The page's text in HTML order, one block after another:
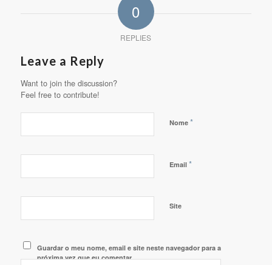
0
REPLIES
Leave a Reply
Want to join the discussion?
Feel free to contribute!
Nome *
Email *
Site
Guardar o meu nome, email e site neste navegador para a
próxima vez que eu comentar.